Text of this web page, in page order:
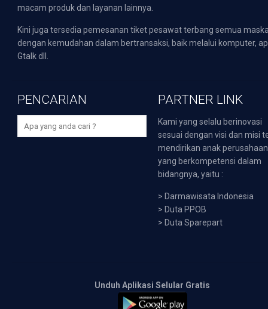
macam produk dan layanan lainnya.
Kini juga tersedia pemesanan tiket pesawat terbang semua
dengan kemudahan dalam bertransaksi, baik melalui komputer,
Gtalk dll.
PENCARIAN PARTNER LINK
Kami yang selalu berinovasi
sesuai dengan visi dan misi
mendirikan anak perusahaan
yang berkompetensi dalam
bidangnya, yaitu :
> Darmawisata Indonesia
> Duta PPOB
> Duta Sparepart
Unduh Aplikasi Selular Gratis